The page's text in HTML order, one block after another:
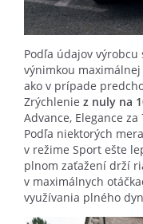
Podľa údajov
výnimkou
ako v prípade
Zrýchlenie z nuly na
Advance, Elegance
Podľa niektorých
v režime Sport ešte
plnom zaťažení drží
v maximálnych
využívania plného